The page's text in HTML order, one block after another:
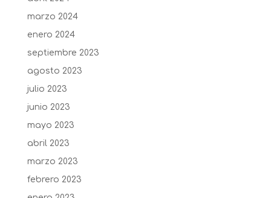
marzo 2024
enero 2024
septiembre 2023
agosto 2023
julio 2023
junio 2023
mayo 2023
abril 2023
marzo 2023
febrero 2023